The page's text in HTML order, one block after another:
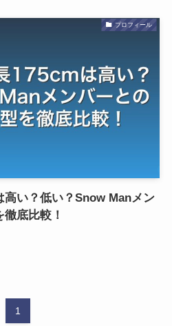
プロフィール
高い？低い？Snow Manメン
底比較！
1